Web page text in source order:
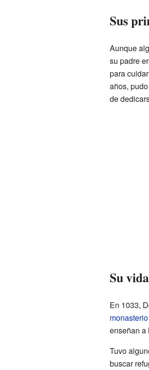
Sus
Aunque
su padre
para
años,
de
Su
En 1033,
enseñan a
Tuvo
buscar